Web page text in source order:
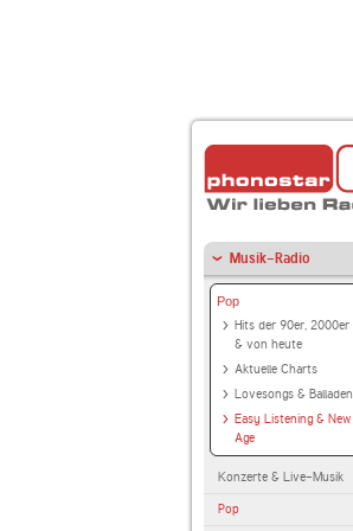
Musik-Radio
Pop
Hits der 90er, 2000er
& von heute
Aktuelle Charts
Lovesongs & Balladen
Easy Listening & New
Age
Konzerte & Live-Musik
Pop